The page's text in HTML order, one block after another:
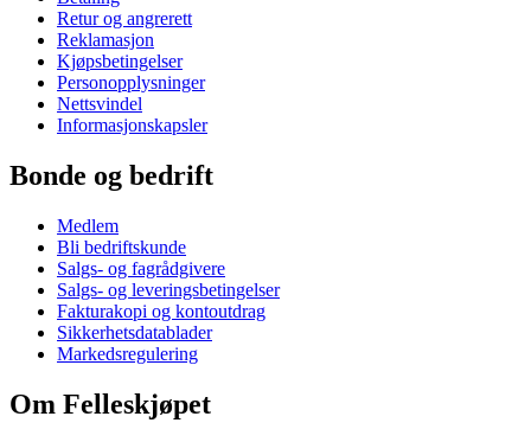
Retur og angrerett
Reklamasjon
Kjøpsbetingelser
Personopplysninger
Nettsvindel
Informasjonskapsler
Bonde og bedrift
Medlem
Bli bedriftskunde
Salgs- og fagrådgivere
Salgs- og leveringsbetingelser
Fakturakopi og kontoutdrag
Sikkerhetsdatablader
Markedsregulering
Om Felleskjøpet